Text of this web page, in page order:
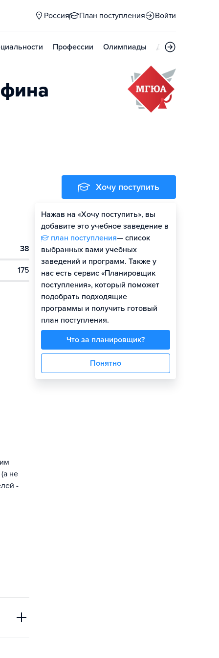
Россия План поступления Войти
Профессии Олимпиады Дни открытых
38
175
не
-
Хочу поступить
Нажав на «Хочу поступить», вы
добавите это учебное заведение в
план поступления— список
выбранных вами учебных
заведений и программ. Также у
нас есть сервис «Планировщик
поступления», который поможет
подобрать подходящие
программы и получить готовый
план поступления.
Что за планировщик?
Понятно
Оценить шансы